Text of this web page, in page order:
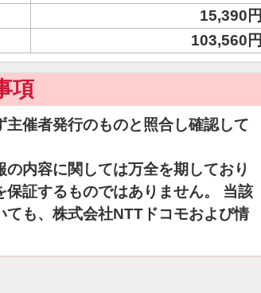
15,390円
103,560円
項
催者発行のものと照合し確認して
内容に関しては万全を期しており
証するものではありません。 当該
も、株式会社NTTドコモおよび情